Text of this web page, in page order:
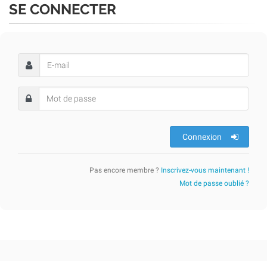
SE CONNECTER
Connexion
Pas encore membre ? Inscrivez-vous maintenant !
Mot de passe oublié ?